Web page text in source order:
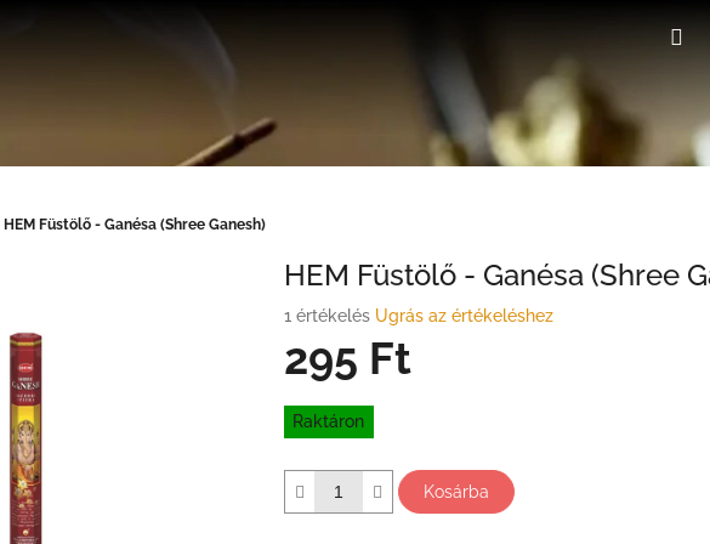
HEM Füstölő - Ganésa (Shree Ganesh)
HEM Füstölő - Ganésa (Shree
A
átlagos
értékelése
5-
ből
csillag.
1 értékelés Ugrás az értékeléshez
295 Ft
Egységár:
Raktáron
Kosárba